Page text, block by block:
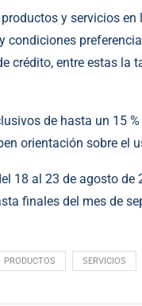
y servicios
crédito, entre estas la
de hasta un 15
orientación sobre el
18 al 23 de agosto
finales del mes de
PRODUCTOS SERVICIOS